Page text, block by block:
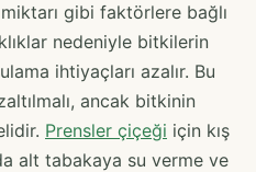
miktarı gibi faktörlere bağlı
nedeniyle bitkilerin
ihtiyaçları azalır. Bu
ancak bitkinin
Prensler çiçeği için kış
alt tabakaya su verme ve